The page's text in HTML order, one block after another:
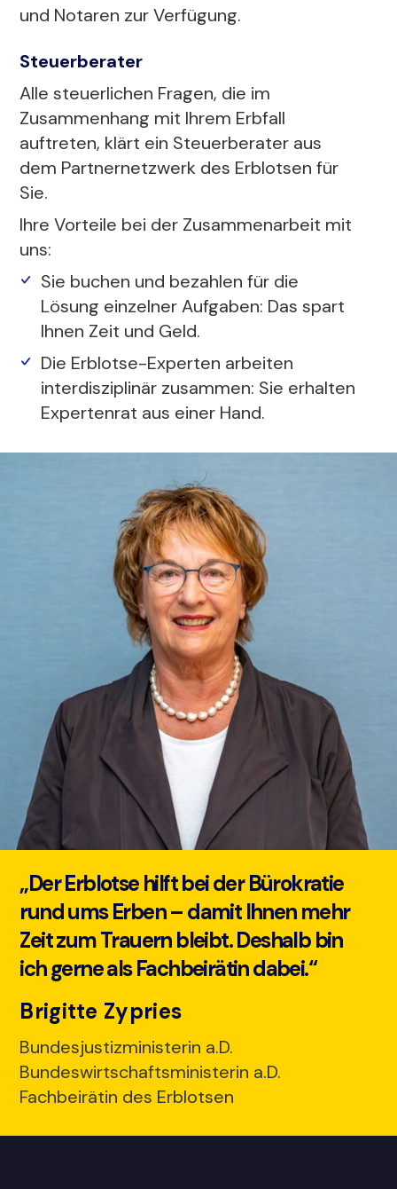
und Notaren zur Verfügung.
Steuerberater
Alle steuerlichen Fragen, die im
Zusammenhang mit Ihrem Erbfall
auftreten, klärt ein Steuerberater aus
dem Partnernetzwerk des Erblotsen für
Sie.
Ihre Vorteile bei der Zusammenarbeit mit
uns:
Sie buchen und bezahlen für die
Lösung einzelner Aufgaben: Das spart
Ihnen Zeit und Geld.
Die Erblotse-Experten arbeiten
interdisziplinär zusammen: Sie erhalten
Expertenrat aus einer Hand.
„Der Erblotse hilft bei der Bürokratie
rund ums Erben – damit Ihnen mehr
Zeit zum Trauern bleibt. Deshalb bin
ich gerne als Fachbeirätin dabei.“
Brigitte Zypries
Bundesjustizministerin a.D.
Bundeswirtschaftsministerin a.D.
Fachbeirätin des Erblotsen